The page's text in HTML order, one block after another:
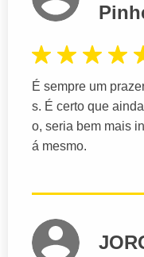
É sempre um
s. É certo que
o, seria bem mais
á mesmo.